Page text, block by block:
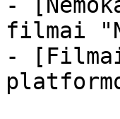
filmai
-